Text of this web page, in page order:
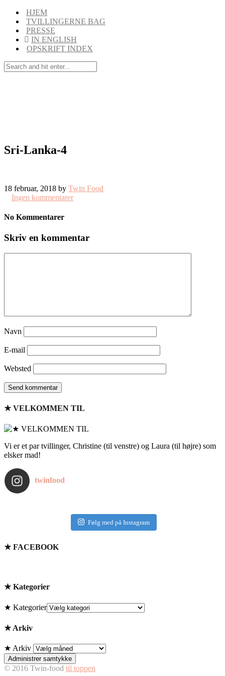
HJEM
TVILLINGERNE BAG
PRESSE
IN ENGLISH
OPSKRIFT INDEX
Sri-Lanka-4
18 februar, 2018 by Twin Food
Ingen kommentarer
No Kommentarer
Skriv en kommentar
Navn
E-mail
Websted
★ VELKOMMEN TIL
Vi er et par tvillinger, Christine (til venstre) og Laura (til højre) som
elsker mad!
twinfood
Følg med på Instagram
★ FACEBOOK
★ Kategorier
★ Kategorier
★ Arkiv
★ Arkiv
Administrer samtykke
© 2016 Twin-food til toppen